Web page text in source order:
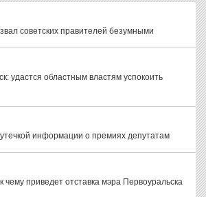
советских правителей безумными
удастся областным властям успокоить
информации о премиях депутатам
чему приведет отставка мэра Первоуральска